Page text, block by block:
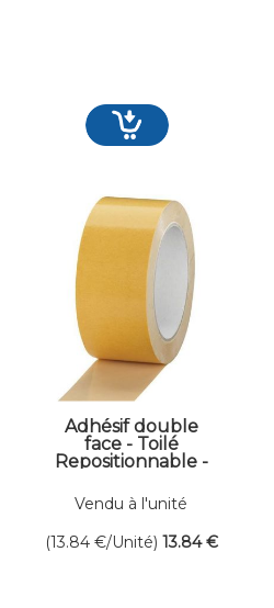
Adhésif double
face - Toilé
Repositionnable -
Long.25ml
Vendu à l'unité
(13.84 €/Unité) 13.84 €